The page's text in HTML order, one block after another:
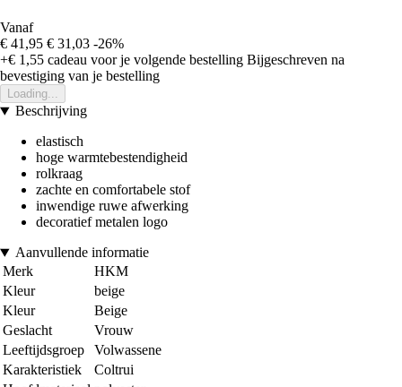
Vanaf
€ 41,95 € 31,03 -26%
+€ 1,55 cadeau voor je volgende bestelling Bijgeschreven na
bevestiging van je bestelling
Loading...
Beschrijving
elastisch
hoge warmtebestendigheid
rolkraag
zachte en comfortabele stof
inwendige ruwe afwerking
decoratief metalen logo
Aanvullende informatie
Merk
HKM
Kleur
beige
Kleur
Beige
Geslacht
Vrouw
Leeftijdsgroep
Volwassene
Karakteristiek
Coltrui